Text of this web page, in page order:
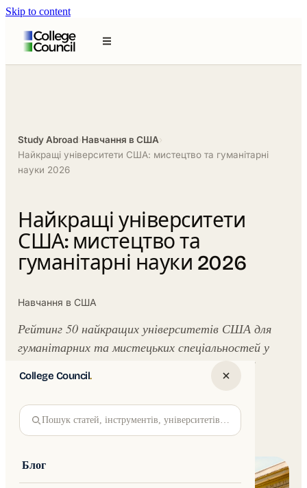
Skip to content
College Council.
Пошук статей, інструментів, університетів…
Блог
Study Abroad›Навчання в США›
Найкращі університети США: мистецтво та гуманітарні
науки 2026
Найкращі університети
США: мистецтво та
гуманітарні науки 2026
Навчання в США
Рейтинг 50 найкращих університетів США для
гуманітарних та мистецьких спеціальностей у
2026 році - Гарвард, Єль, Стенфорд та інші
провідні заклади з профілями програм.
Written byJakub Andre College Council
Updated 30 May 2026 · 7 min read